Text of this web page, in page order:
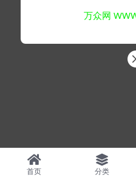
首页 分类
万众网